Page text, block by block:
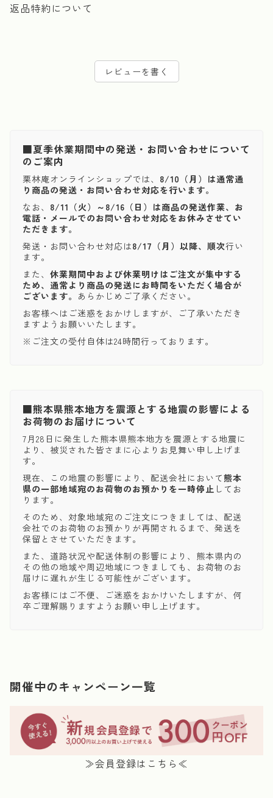
返品特約について
レビューを書く
■夏季休業期間中の発送・お問い合わせについて
のご案内
栗林庵オンラインショップでは、 8/10（月）は通常通
り商品の発送・お問い合わせ対応を行います。
なお、 8/11（火）～8/16（日）は商品の発送作業、お
電話・メールでのお問い合わせ対応をお休みさせてい
ただきます。
発送・お問い合わせ対応は8/17（月）以降、順次行い
ます。
また、 休業期間中および休業明けはご注文が集中する
ため、通常より商品の発送にお時間をいただく場合が
ございます。 あらかじめご了承ください。
お客様へはご迷惑をおかけしますが、ご了承いただき
ますようお願いいたします。
※ご注文の受付自体は24時間行っております。
■熊本県熊本地方を震源とする地震の影響による
お荷物のお届けについて
7月28日に発生した熊本県熊本地方を震源とする地震に
より、被災された皆さまに心よりお見舞い申し上げま
す。
現在、この地震の影響により、配送会社において熊本
県の一部地域宛のお荷物のお預かりを一時停止 してお
ります。
そのため、対象地域宛のご注文につきましては、配送
会社でのお荷物のお預かりが再開されるまで、発送を
保留とさせていただきます。
また、道路状況や配送体制の影響により、熊本県内の
その他の地域や周辺地域につきましても、お荷物のお
届けに遅れが生じる可能性がございます。
お客様にはご不便、ご迷惑をおかけいたしますが、何
卒ご理解賜りますようお願い申し上げます。
開催中のキャンペーン一覧
≫会員登録はこちら≪